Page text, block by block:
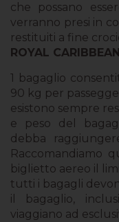
che possano
verranno presi in
restituiti a fine
ROYAL CARIBBEAN
1 bagaglio
90 kg per
esistono sempre
e peso del
debba
Raccomandiamo
biglietto aereo il
tutti i bagagli
il bagaglio,
viaggiano ad